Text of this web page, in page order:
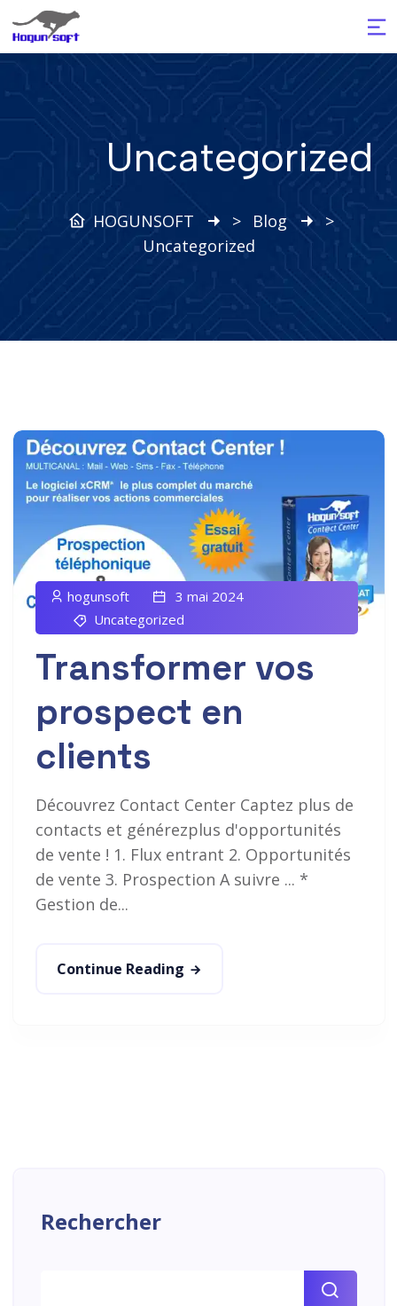
Uncategorized
HOGUNSOFT > Blog
>
Uncategorized
hogunsoft
3 mai 2024
Uncategorized
Transformer vos
prospect en
clients
Découvrez Contact Center Captez plus de
contacts et générezplus d'opportunités
de vente ! 1. Flux entrant 2. Opportunités
de vente 3. Prospection A suivre ... *
Gestion de...
Continue Reading
Rechercher